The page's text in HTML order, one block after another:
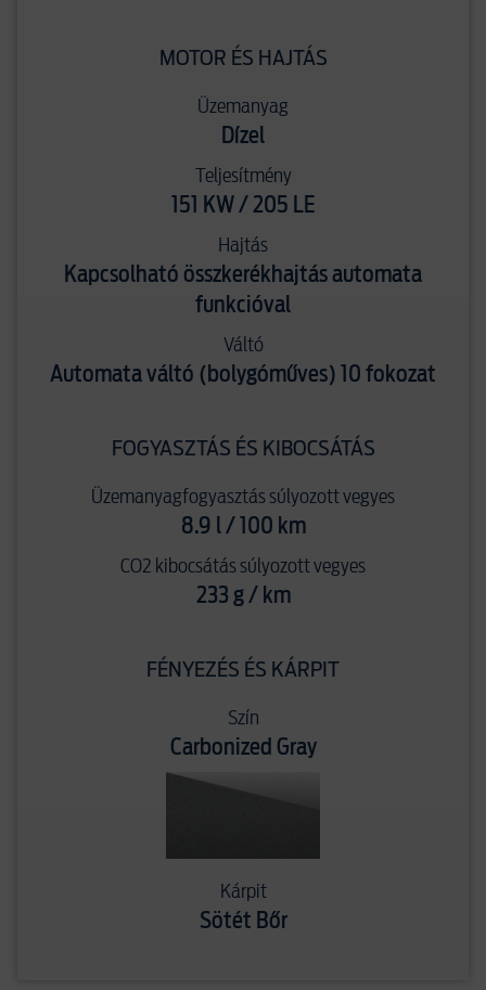
MOTOR ÉS HAJTÁS
Üzemanyag
Dízel
Teljesítmény
151 KW / 205 LE
Hajtás
Kapcsolható összkerékhajtás automata
funkcióval
Váltó
Automata váltó (bolygóműves) 10 fokozat
FOGYASZTÁS ÉS KIBOCSÁTÁS
Üzemanyagfogyasztás súlyozott vegyes
8.9 l / 100 km
CO2 kibocsátás súlyozott vegyes
233 g / km
FÉNYEZÉS ÉS KÁRPIT
Szín
Carbonized Gray
Kárpit
Sötét Bőr